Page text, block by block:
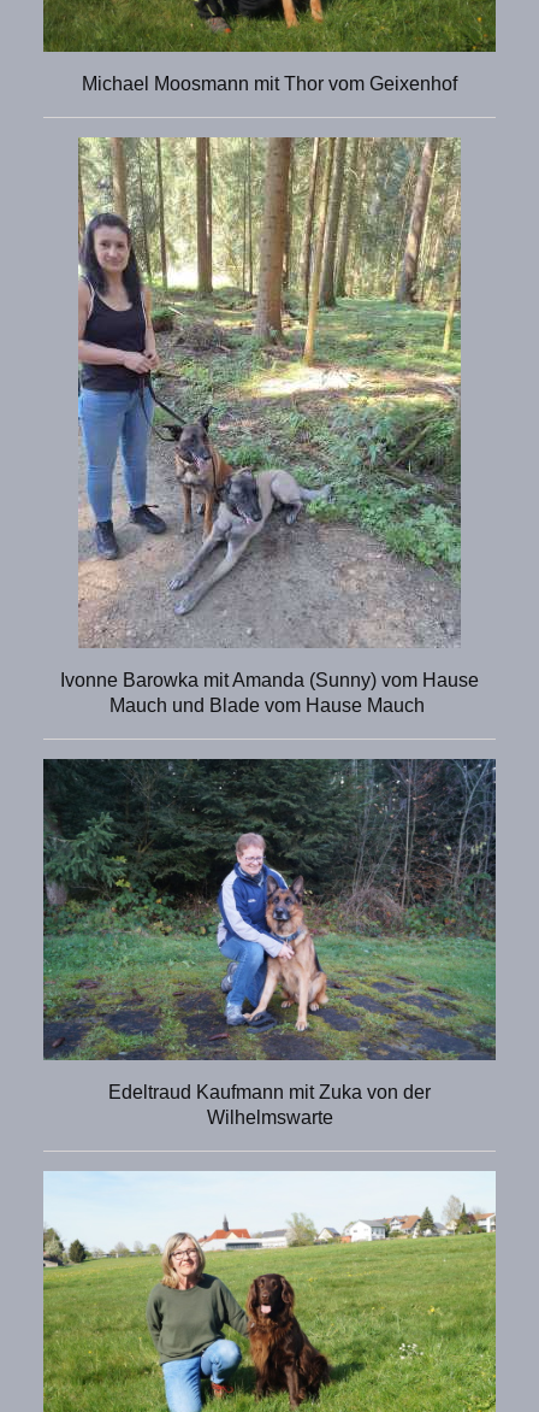
Michael Moosmann mit Thor vom Geixenhof
Ivonne Barowka mit Amanda (Sunny) vom Hause
Mauch und Blade vom Hause Mauch
Edeltraud Kaufmann mit Zuka von der
Wilhelmswarte